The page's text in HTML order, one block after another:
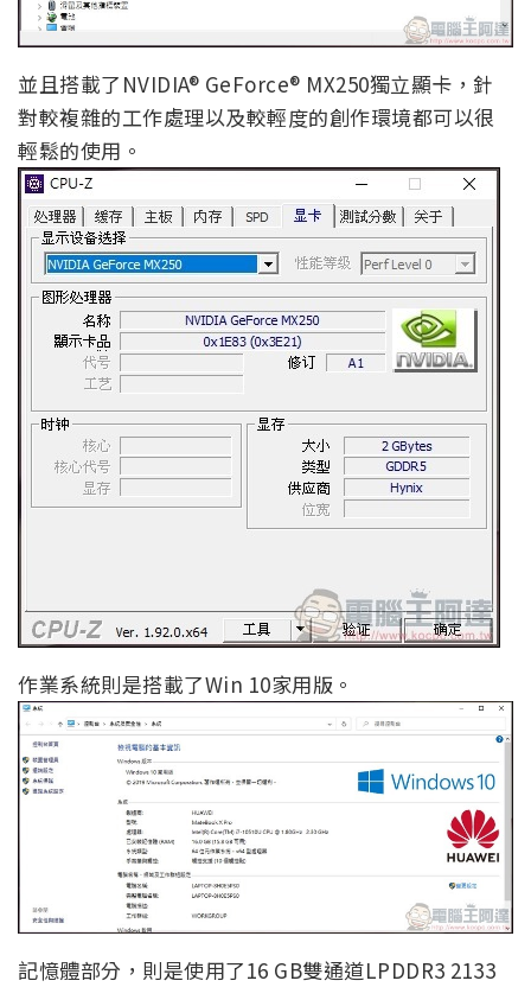
並且搭載了NVIDIA® GeForce® MX250獨立顯卡，針
對較複雜的工作處理以及較輕度的創作環境都可以很
輕鬆的使用。
作業系統則是搭載了Win 10家用版。
記憶體部分，則是使用了16 GB雙通道LPDDR3 2133